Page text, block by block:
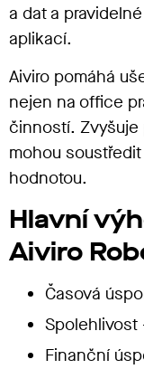
a dat a
aplikací.
Aiviro pomáhá
nejen na office
činností.
mohou
hodnotou.
Hlavní
Aiviro
Časová
Finanční